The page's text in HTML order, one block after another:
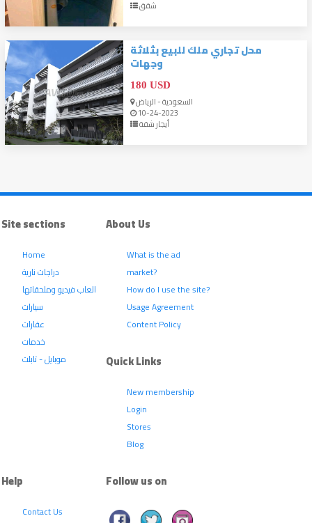
شقق
محل تجاري ملك للبيع بثلاثة
وجهات
180 USD
السعودية - الرياض
10-24-2023
أيجار شقة
Site sections
Home
دراجات نارية
العاب فيديو وملحقاتها
سيارات
عقارات
خدمات
موبايل - تابلت
About Us
What is the ad
market?
How do I use the site?
Usage Agreement
Content Policy
Quick Links
New membership
Login
Stores
Blog
Help
Contact Us
Follow us on